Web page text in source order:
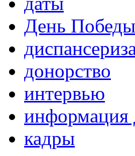
День Победы
донорство
интервью
информация
кадры